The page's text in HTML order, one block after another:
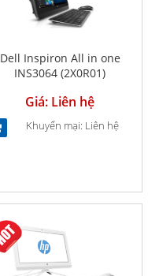
Dell Inspiron All in one
INS3064 (2X0R01)
Giá: Liên hệ
Khuyến mại: Liên hệ